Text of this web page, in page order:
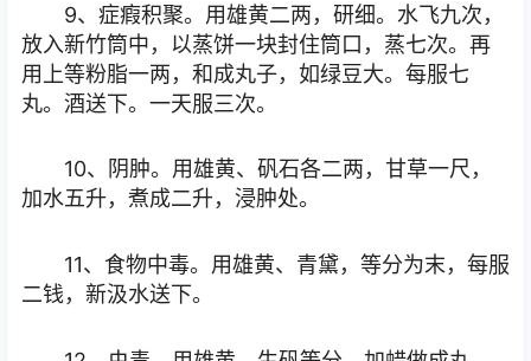
9、症瘕积聚。用雄黄二两，研细。水飞九次，
放入新竹筒中，以蒸饼一块封住筒口，蒸七次。再
用上等粉脂一两，和成丸子，如绿豆大。每服七
丸。酒送下。一天服三次。
10、阴肿。用雄黄、矾石各二两，甘草一尺，
加水五升，煮成二升，浸肿处。
11、食物中毒。用雄黄、青黛，等分为末，每服
二钱，新汲水送下。